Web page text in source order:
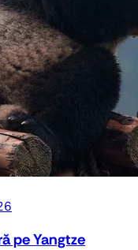
pe Yangtze